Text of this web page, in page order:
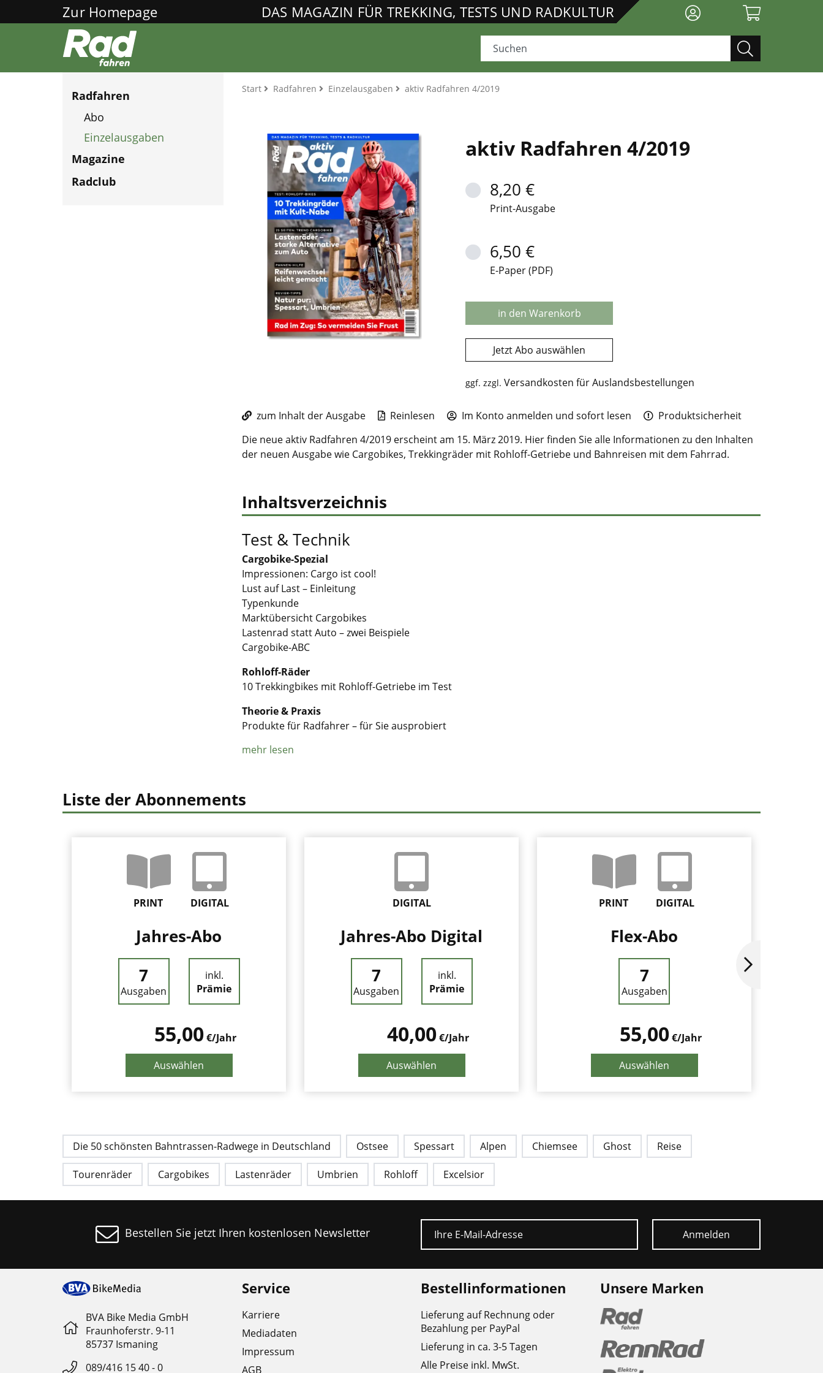
Zur Homepage DAS MAGAZIN FÜR TREKKING, TESTS UND RADKULTUR
Radfahren
Abo
Einzelausgaben
Magazine
Radclub
Start Radfahren Einzelausgaben aktiv Radfahren 4/2019
aktiv Radfahren 4/2019
8,20 €
Print-Ausgabe
6,50 €
E-Paper (PDF)
in den Warenkorb
Jetzt Abo auswählen
ggf. zzgl.Versandkosten für Auslandsbestellungen
zum Inhalt der Ausgabe Reinlesen Im Konto anmelden und sofort lesen
Produktsicherheit
Die neue aktiv Radfahren 4/2019 erscheint am 15. März 2019. Hier finden Sie alle Informationen zu den Inhalten
der neuen Ausgabe wie Cargobikes, Trekkingräder mit Rohloff-Getriebe und Bahnreisen mit dem Fahrrad.
Inhaltsverzeichnis
Test & Technik
Cargobike-Spezial
Impressionen: Cargo ist cool!
Lust auf Last – Einleitung
Typenkunde
Marktübersicht Cargobikes
Lastenrad statt Auto – zwei Beispiele
Cargobike-ABC
Rohloff-Räder
10 Trekkingbikes mit Rohloff-Getriebe im Test
Theorie & Praxis
Produkte für Radfahrer – für Sie ausprobiert
mehr lesen
Liste der Abonnements
PRINT DIGITAL
Jahres-Abo
7
Ausgaben
inkl.
Prämie
55,00€/Jahr
Auswählen
DIGITAL
Jahres-Abo Digital
7
Ausgaben
inkl.
Prämie
40,00€/Jahr
Auswählen
PRINT DIGITAL
Flex-Abo
7
Ausgaben
55,00€/Jahr
Auswählen
Die 50 schönsten Bahntrassen-Radwege in Deutschland Ostsee Spessart Alpen Chiemsee Ghost Reise
Tourenräder Cargobikes Lastenräder Umbrien Rohloff Excelsior
Bestellen Sie jetzt Ihren kostenlosen Newsletter E-Mail Anmelden
BVA Bike Media GmbH
Fraunhoferstr. 9-11
85737 Ismaning
089/416 15 40 - 0
Service
Karriere
Mediadaten
Impressum
AGB
Bestellinformationen
Lieferung auf Rechnung oder
Bezahlung per PayPal
Lieferung in ca. 3-5 Tagen
Alle Preise inkl. MwSt.
Unsere Marken